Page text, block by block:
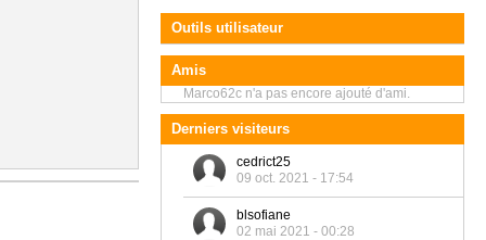
Outils utilisateur
Amis
Marco62c n'a pas encore ajouté d'ami.
Derniers visiteurs
cedrict25
09 oct. 2021 - 17:54
blsofiane
02 mai 2021 - 00:28